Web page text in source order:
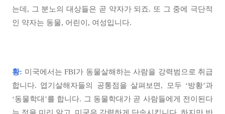
는데, 그 분노의 대상들은 곧 약자가 되죠. 또 그 중에 극단적
인 약자는 동물, 어린이, 여성입니다.
황: 미국에서는 FBI가 동물살해하는 사람을 강력범으로 취급
합니다. 엽기살해자들의 공통점을 살펴보면, 모두 ‘방황’과
‘동물학대’를 합니다. 그 동물학대가 곧 사람들에게 전이된다
는 점을 미리 알고, 미국은 강력하게 단속시킵니다. 하지만 반